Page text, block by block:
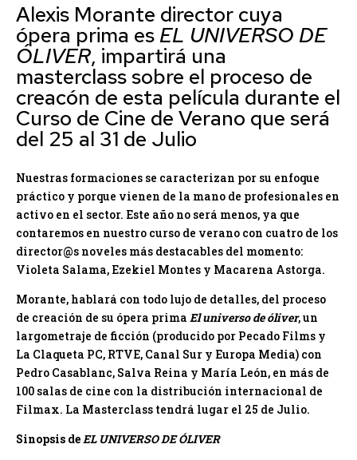
Alexis Morante director cuya
ópera prima es EL UNIVERSO DE
ÓLIVER, impartirá una
masterclass sobre el proceso de
creacón de esta película durante el
Curso de Cine de Verano que será
del 25 al 31 de Julio
Nuestras formaciones se caracterizan por su enfoque
práctico y porque vienen de la mano de profesionales en
activo en el sector. Este año no será menos, ya que
contaremos en nuestro curso de verano con cuatro de los
director@s noveles más destacables del momento:
Violeta Salama, Ezekiel Montes y Macarena Astorga.
Morante, hablará con todo lujo de detalles, del proceso
de creación de su ópera prima El universo de óliver, un
largometraje de ficción (producido por Pecado Films y
La Claqueta PC, RTVE, Canal Sur y Europa Media) con
Pedro Casablanc, Salva Reina y María León, en más de
100 salas de cine con la distribución internacional de
Filmax. La Masterclass tendrá lugar el 25 de Julio.
Sinopsis deEL UNIVERSO DE ÓLIVER